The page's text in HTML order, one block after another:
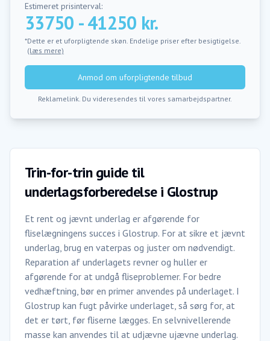
Estimeret prisinterval:
33750 - 41250 kr.
*Dette er et uforpligtende skøn. Endelige priser efter besigtigelse.
(læs mere)
Anmod om uforpligtende tilbud
Reklamelink. Du videresendes til vores samarbejdspartner.
Trin-for-trin guide til
underlagsforberedelse i Glostrup
Et rent og jævnt underlag er afgørende for
fliselægningens succes i Glostrup. For at sikre et jævnt
underlag, brug en vaterpas og juster om nødvendigt.
Reparation af underlagets revner og huller er
afgørende for at undgå fliseproblemer. For bedre
vedhæftning, bør en primer anvendes på underlaget. I
Glostrup kan fugt påvirke underlaget, så sørg for, at
det er tørt, før fliserne lægges. En selvnivellerende
masse kan anvendes til at udjævne ujævne underlag.